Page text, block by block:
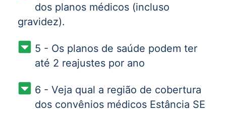
dos planos médicos (incluso
gravidez).
5 - Os planos de saúde podem ter
até 2 reajustes por ano
6 - Veja qual a região de cobertura
dos convênios médicos Estância SE